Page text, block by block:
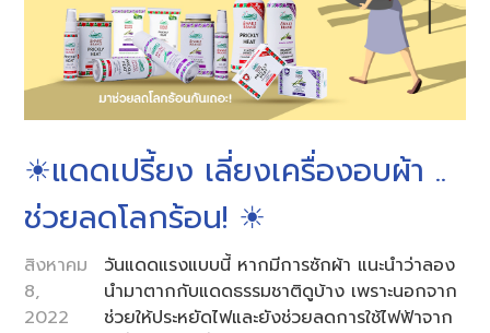
☀แดดเปรี้ยง เลี่ยงเครื่องอบผ้า ..
ช่วยลดโลกร้อน! ☀
สิงหาคม
8,
2022
วันแดดแรงแบบนี้ หากมีการซักผ้า แนะนำว่าลอง
นำมาตากกับแดดธรรมชาติดูบ้าง เพราะนอกจาก
ช่วยให้ประหยัดไฟและยังช่วยลดการใช้ไฟฟ้าจาก